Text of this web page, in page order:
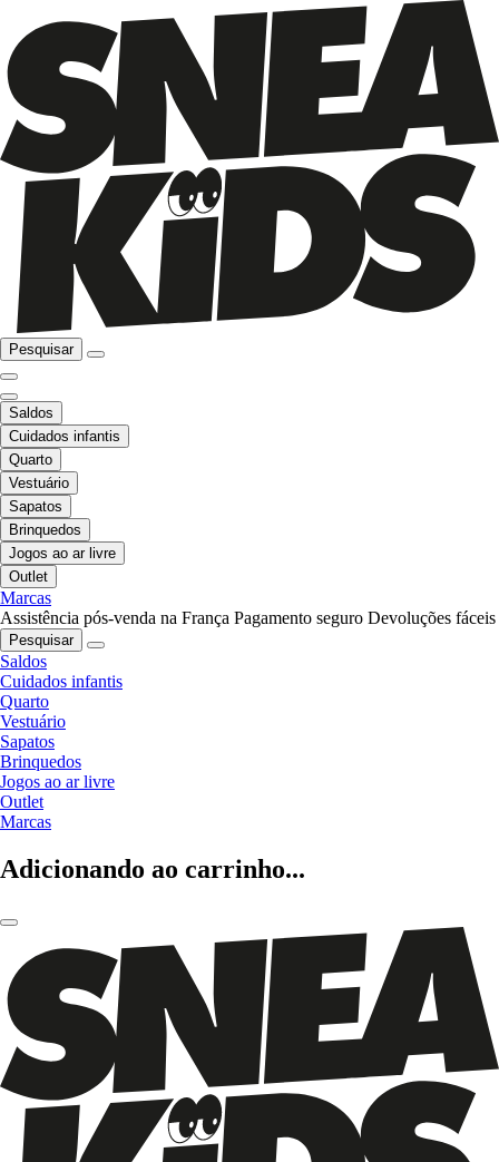
Pesquisar
Saldos
Cuidados infantis
Quarto
Vestuário
Sapatos
Brinquedos
Jogos ao ar livre
Outlet
Marcas
Assistência pós-venda na França Pagamento seguro Devoluções fáceis
Pesquisar
Saldos
Cuidados infantis
Quarto
Vestuário
Sapatos
Brinquedos
Jogos ao ar livre
Outlet
Marcas
Adicionando ao carrinho...